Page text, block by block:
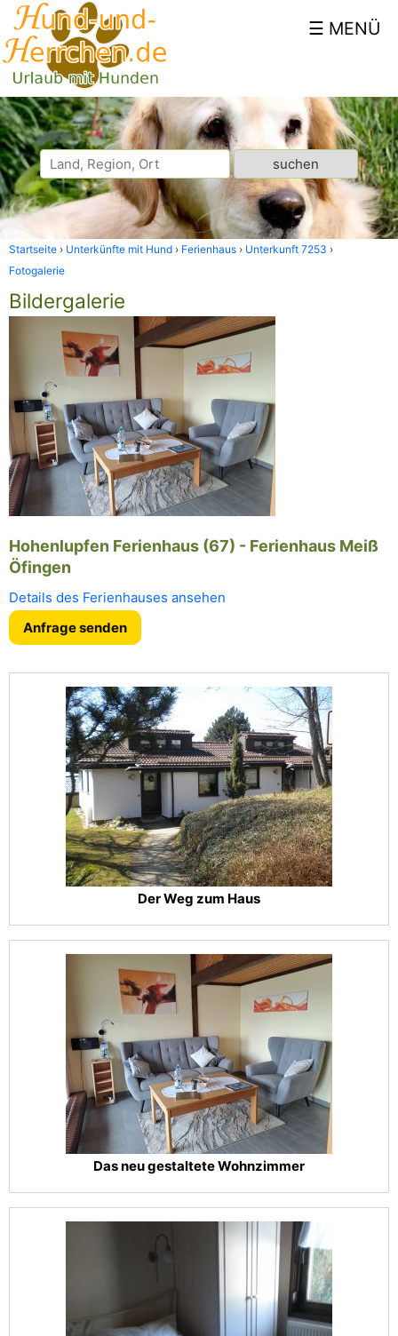
Startseite Unterkünfte mit Hund Ferienhaus
Unterkunft 7253
Fotogalerie
Bildergalerie
Hohenlupfen Ferienhaus (67) - Ferienhaus Meiß
Öfingen
Details des Ferienhauses ansehen
Anfrage senden
Der Weg zum Haus
Das neu gestaltete Wohnzimmer